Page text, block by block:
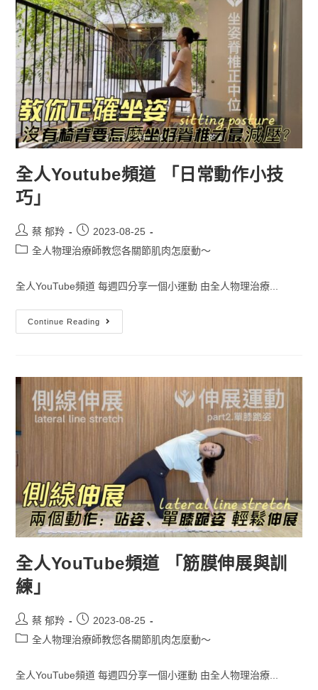
全人Youtube頻道 「日常動作小技
巧」
蔡 郁羚
2023-08-25
全人物理治療師教您各關節肌肉怎麼動～
全人YouTube頻道 每週四分享一個小運動 由全人物理治療...
Continue Reading
全人YouTube頻道 「筋膜伸展與訓
練」
蔡 郁羚
2023-08-25
全人物理治療師教您各關節肌肉怎麼動～
全人YouTube頻道 每週四分享一個小運動 由全人物理治療...